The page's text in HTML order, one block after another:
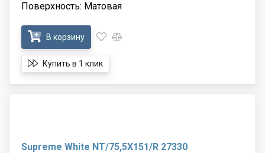
Поверхность: Матовая
В корзину
Купить в 1 клик
Supreme White NT/75,5X151/R 27330